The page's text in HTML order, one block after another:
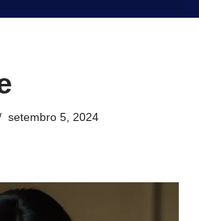
setembro 5, 2024